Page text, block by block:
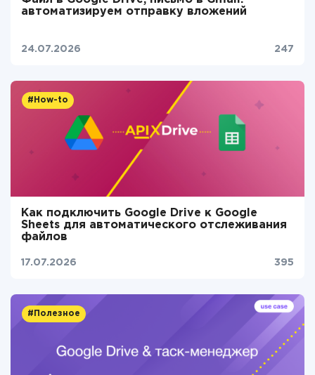
автоматизируем отправку вложений
24.07.2026 247
#How-to
Как подключить Google Drive к Google
Sheets для автоматического отслеживания
файлов
17.07.2026 395
#Полезное